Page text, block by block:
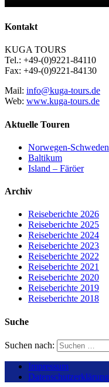
Kontakt
KUGA TOURS
Tel.: +49-(0)9221-84110
Fax: +49-(0)9221-84130
Mail: info@kuga-tours.de
Web: www.kuga-tours.de
Aktuelle Touren
Norwegen-Schweden
Baltikum
Island – Färöer
Archiv
Reiseberichte 2026
Reiseberichte 2025
Reiseberichte 2024
Reiseberichte 2023
Reiseberichte 2022
Reiseberichte 2021
Reiseberichte 2020
Reiseberichte 2019
Reiseberichte 2018
Suche
Suchen nach:
Impressum
Datenschutzerklärung